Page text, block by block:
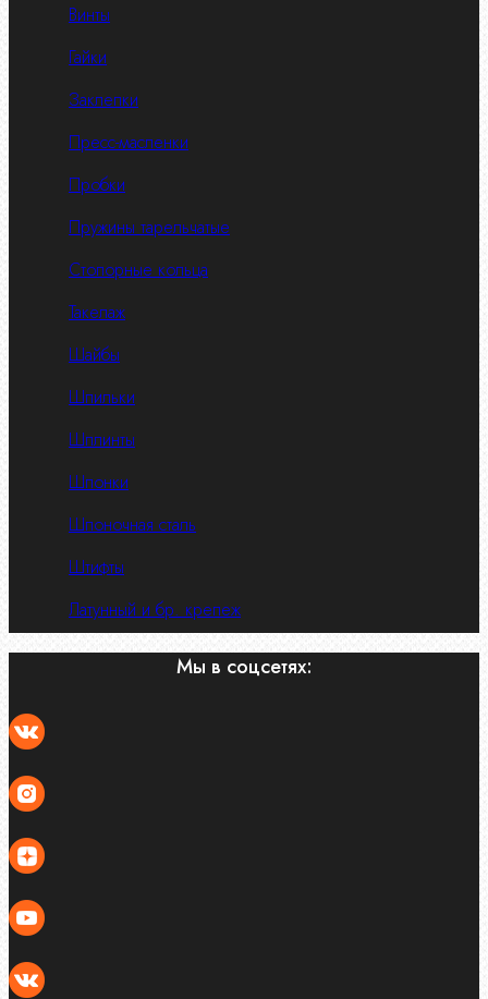
Винты
Гайки
Заклепки
Пресс-масленки
Пробки
Пружины тарельчатые
Стопорные кольца
Такелаж
Шайбы
Шпильки
Шплинты
Шпонки
Шпоночная сталь
Штифты
Латунный и бр. крепеж
Мы в соцсетях: